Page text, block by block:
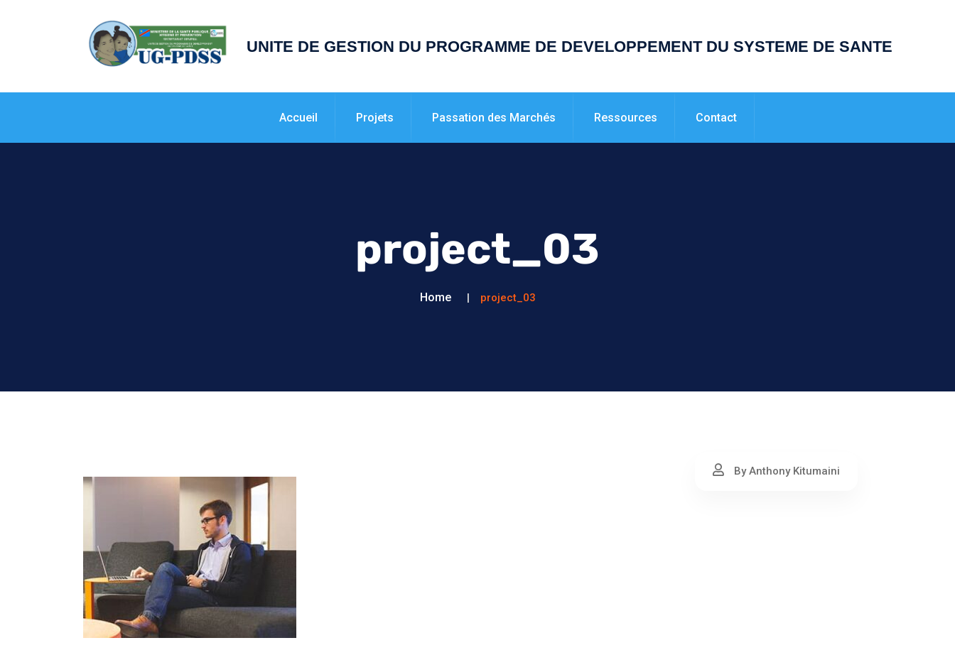
UNITE DE GESTION DU PROGRAMME DE DEVELOPPEMENT DU SYSTEME DE SANTE
Accueil Projets Passation des Marchés Ressources Contact
project_03
Home project_03
By Anthony Kitumaini